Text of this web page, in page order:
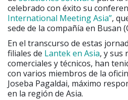
celebrado con éxito su
International Meeting Asia”,
sede de la compañía en Busan
En el transcurso de estas
filiales de Lantek en Asia, y sus
comerciales y técnicos, han
con varios miembros de la
Joseba Pagaldai, máximo
en la región de Asia.